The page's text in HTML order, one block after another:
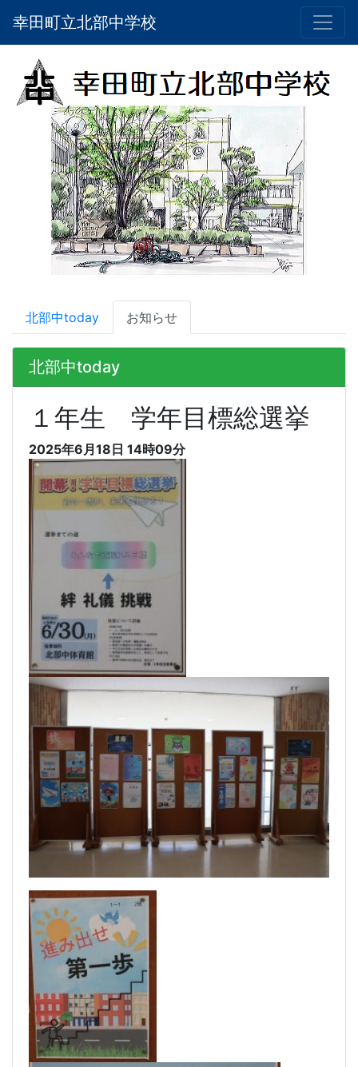
幸田町立北部中学校
北部中today お知らせ
北部中today
１年生 学年目標総選挙
2025年6月18日 14時09分